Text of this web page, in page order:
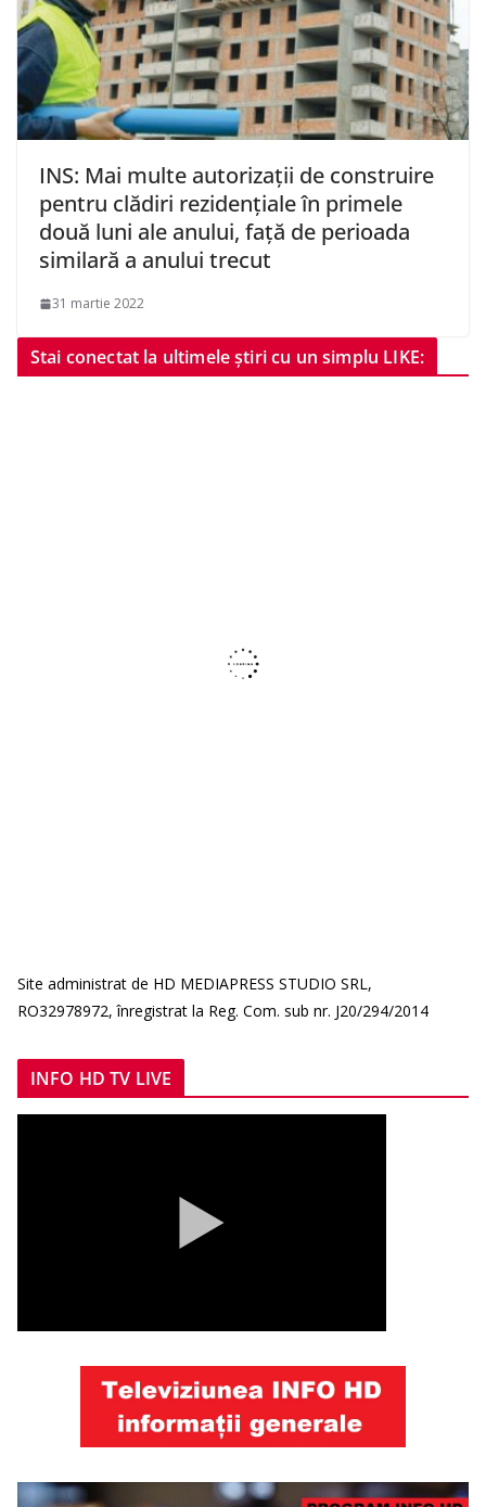
INS: Mai multe autorizaţii de construire
pentru clădiri rezidenţiale în primele
două luni ale anului, faţă de perioada
similară a anului trecut
31 martie 2022
Stai conectat la ultimele știri cu un simplu LIKE:
Site administrat de HD MEDIAPRESS STUDIO SRL,
RO32978972, înregistrat la Reg. Com. sub nr. J20/294/2014
INFO HD TV LIVE